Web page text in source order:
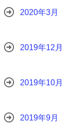
2020年3月
2019年12月
2019年10月
2019年9月